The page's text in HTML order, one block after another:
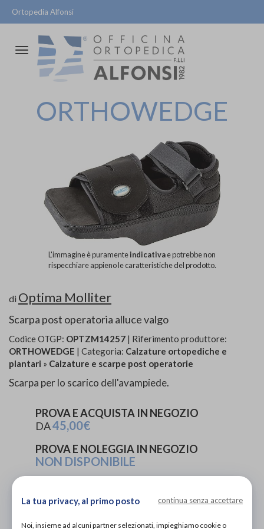
Ortopedia Alfonsi
Attiva/disattiva
navigazione
ORTHOWEDGE
L'immagine è puramenteindicativae potrebbe non
rispecchiare appieno le caratteristiche del prodotto.
di Optima Molliter
Scarpa post operatoria alluce valgo
Codice OTGP: OPTZM14257 | Riferimento produttore:
ORTHOWEDGE | Categoria: Calzature ortopediche e
plantari » Calzature e scarpe post operatorie
Scarpa per lo scarico dell'avampiede.
PROVA E ACQUISTA IN NEGOZIO
DA45,00€
PROVA E NOLEGGIA IN NEGOZIO
NON DISPONIBILE
DA45,00€
La tua privacy, al primo posto continua senza accettare
Noi, insieme ad alcuni partner selezionati, impieghiamo cookie o